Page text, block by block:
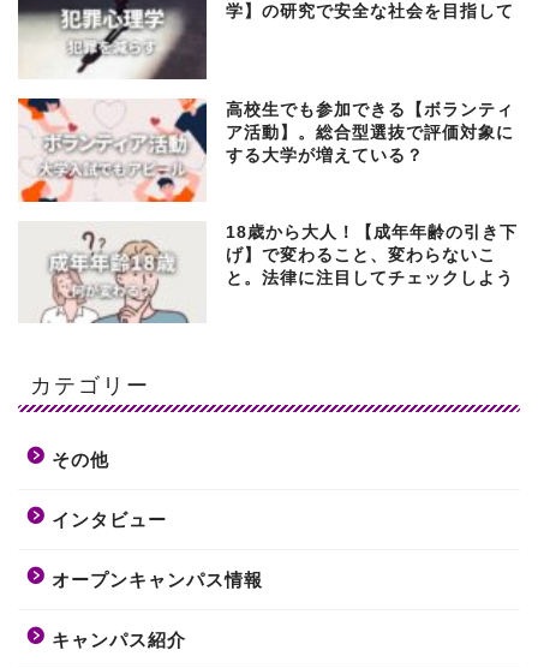
学】の研究で安全な社会を目指して
高校生でも参加できる【ボランティ
ア活動】。総合型選抜で評価対象に
する大学が増えている？
18歳から大人！【成年年齢の引き下
げ】で変わること、変わらないこ
と。法律に注目してチェックしよう
カテゴリー
その他
インタビュー
オープンキャンパス情報
キャンパス紹介